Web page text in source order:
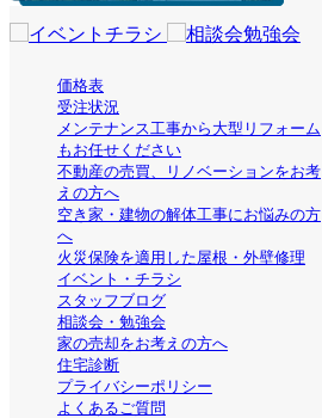
価格表
受注状況
メンテナンス工事から大型リフォーム
もお任せください
不動産の売買、リノベーションをお考
えの方へ
空き家・建物の解体工事にお悩みの方
へ
火災保険を適用した屋根・外壁修理
イベント・チラシ
スタッフブログ
相談会・勉強会
家の売却をお考えの方へ
住宅診断
プライバシーポリシー
よくあるご質問